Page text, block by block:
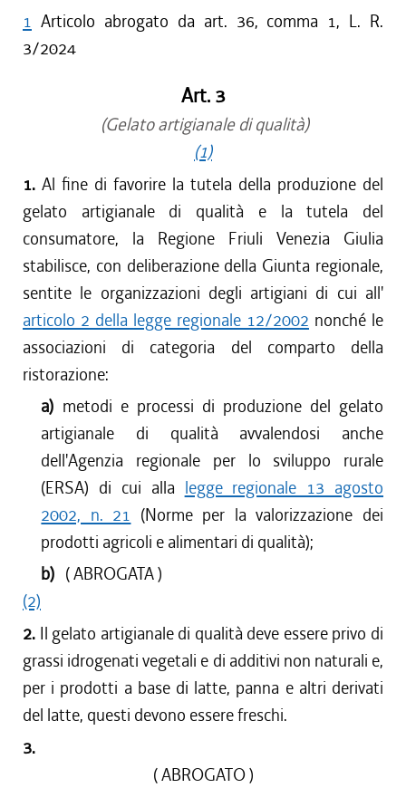
1 Articolo abrogato da art. 36, comma 1, L. R.
3/2024
Art. 3
(Gelato artigianale di qualità)
(1)
1. Al fine di favorire la tutela della produzione del
gelato artigianale di qualità e la tutela del
consumatore, la Regione Friuli Venezia Giulia
stabilisce, con deliberazione della Giunta regionale,
sentite le organizzazioni degli artigiani di cui all'
articolo 2 della legge regionale 12/2002 nonché le
associazioni di categoria del comparto della
ristorazione:
a) metodi e processi di produzione del gelato
artigianale di qualità avvalendosi anche
dell'Agenzia regionale per lo sviluppo rurale
(ERSA) di cui alla legge regionale 13 agosto
2002, n. 21 (Norme per la valorizzazione dei
prodotti agricoli e alimentari di qualità);
b) ( ABROGATA )
(2)
2. Il gelato artigianale di qualità deve essere privo di
grassi idrogenati vegetali e di additivi non naturali e,
per i prodotti a base di latte, panna e altri derivati
del latte, questi devono essere freschi.
3.
( ABROGATO )